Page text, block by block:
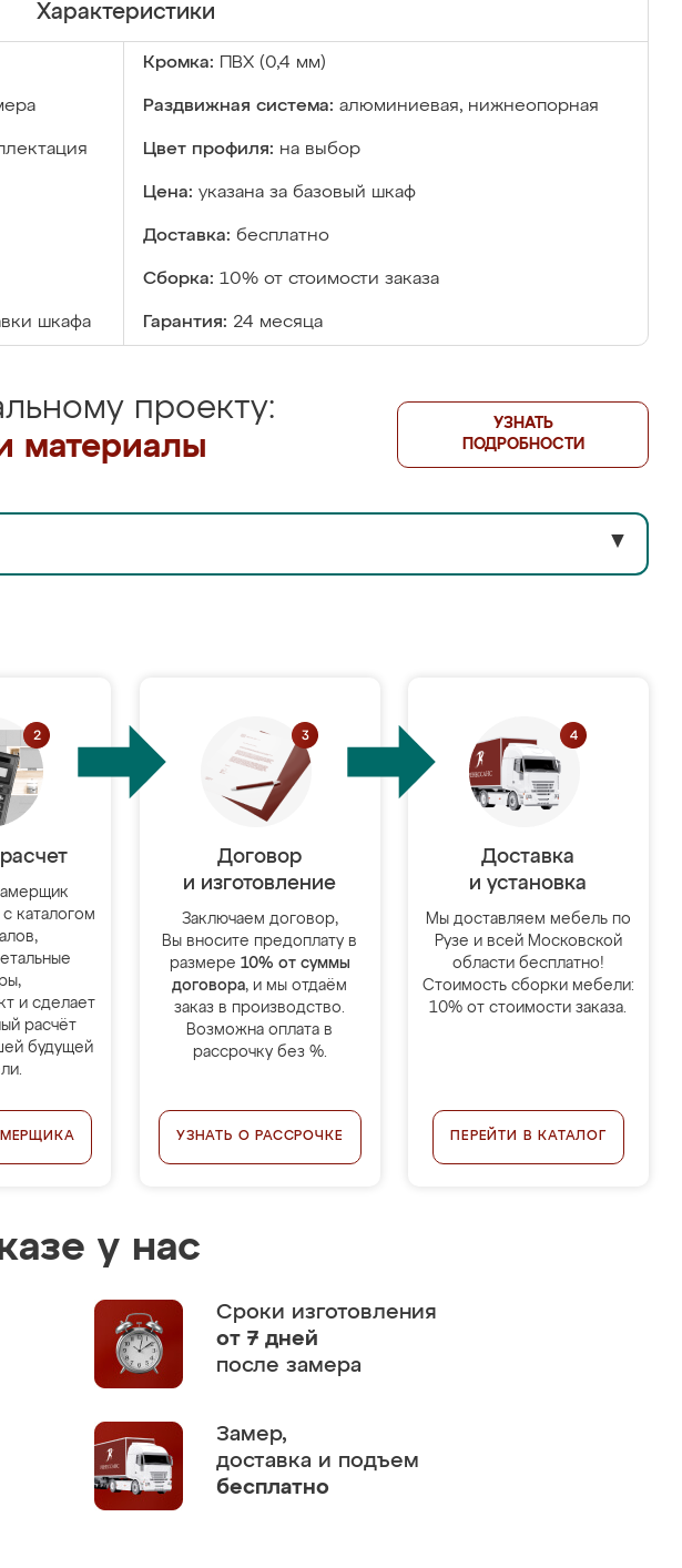
Характеристики
Кромка: ПВХ (0,4 мм)
Раздвижная система: алюминиевая, нижнеопорная
Цвет профиля: на выбор
Цена: указана за базовый шкаф
Доставка: бесплатно
Сборка: 10% от стоимости заказа
шкафа Гарантия: 24 месяца
проекту:
материалы
УЗНАТЬ
ПОДРОБНОСТИ
▼
каталогом
и сделает
расчёт
будущей
Договор
и изготовление
Заключаем договор,
Вы вносите предоплату в
размере 10% от суммы
договора, и мы отдаём
заказ в производство.
Возможна оплата в
рассрочку без %.
УЗНАТЬ О РАССРОЧКЕ
Доставка
и установка
Мы доставляем мебель по
Рузе и всей Московской
области бесплатно!
Стоимость сборки мебели:
10% от стоимости заказа.
ПЕРЕЙТИ В КАТАЛОГ
у нас
Сроки изготовления
от 7 дней
после замера
Замер,
доставка и подъем
бесплатно